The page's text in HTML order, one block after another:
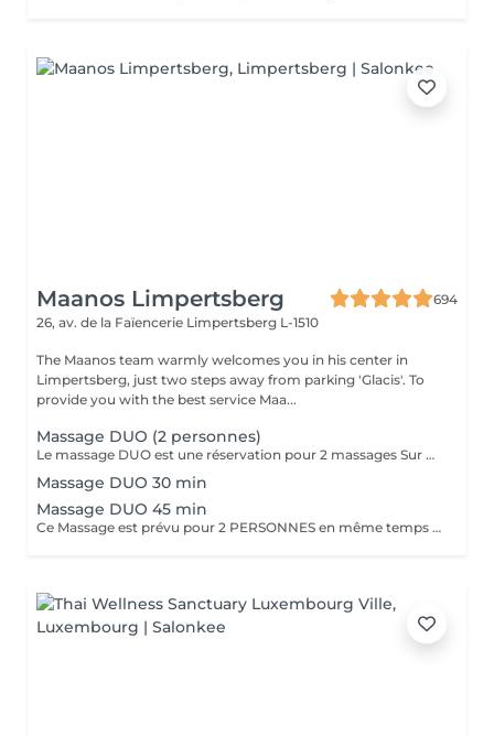
Maanos Limpertsberg
694
26, av. de la Faïencerie Limpertsberg L-1510
The Maanos team warmly welcomes you in his center in
Limpertsberg, just two steps away from parking 'Glacis'. To
provide you with the best service Maa...
Massage DUO (2 personnes)
Le massage DUO est une réservation pour 2 massages Sur Mesure, en même temps dans la même cabine. Les 2 personnes pourront personnaliser leurs massages en fonction de leurs envies. Possibilité de demander 2 cabines séparées en arrivant sur place.
Massage DUO 30 min
Massage DUO 45 min
Ce Massage est prévu pour 2 PERSONNES en même temps dans notre cabine DUO (2 cabines séparées aussi possible sur demande en arrivant). Les 2 massages seront Sur Mesure, en fonction des envies et des besoins de chacun.